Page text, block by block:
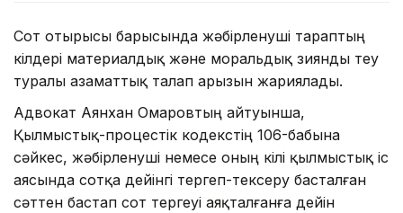
Сот отырысы барысында жәбірленуші тараптың
өкілдері материалдық және моральдық зиянды өтеу
туралы азаматтық талап арызын жариялады.
Адвокат Аянхан Омаровтың айтуынша,
Қылмыстық-процестік кодекстің 106-бабына
сәйкес, жәбірленуші немесе оның өкілі қылмыстық іс
аясында сотқа дейінгі тергеп-тексеру басталған
сәттен бастап сот тергеуі аяқталғанға дейін